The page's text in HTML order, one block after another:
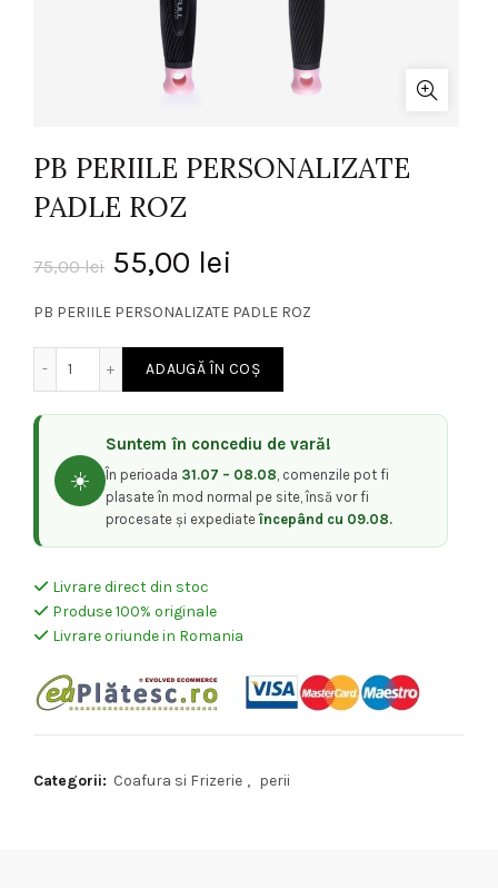
PB PERIILE PERSONALIZATE
PADLE ROZ
75,00lei Prețul
inițial
a
fost:
75,00 lei.
55,00 lei
curent
este:
55,00 lei.
PB PERIILE PERSONALIZATE PADLE ROZ
Cantitate PB PERIILE PERSONALIZATE PADLE ROZ
ADAUGĂ ÎN COȘ
☀️
Suntem în concediu de vară!
În perioada 31.07 – 08.08, comenzile pot fi
plasate în mod normal pe site, însă vor fi
procesate și expediateîncepând cu 09.08.
Livrare direct din stoc
Produse 100% originale
Livrare oriunde in Romania
Categorii: Coafura si Frizerie , perii